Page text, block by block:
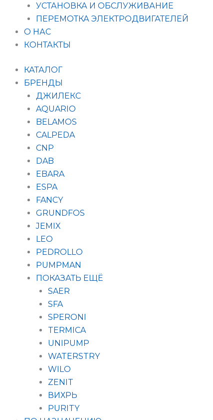
УСТАНОВКА И ОБСЛУЖИВАНИЕ
ПЕРЕМОТКА ЭЛЕКТРОДВИГАТЕЛЕЙ
О НАС
КОНТАКТЫ
КАТАЛОГ
БРЕНДЫ
ДЖИЛЕКС
AQUARIO
BELAMOS
CALPEDA
CNP
DAB
EBARA
ESPA
FANCY
GRUNDFOS
JEMIX
LEO
PEDROLLO
PUMPMAN
ПОКАЗАТЬ ЕЩЁ
SAER
SFA
SPERONI
TERMICA
UNIPUMP
WATERSTRY
WILO
ZENIT
ВИХРЬ
PURITY